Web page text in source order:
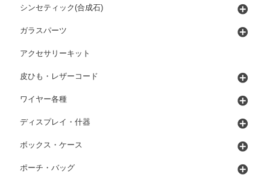
シンセティック(合成石)
ガラスパーツ
アクセサリーキット
皮ひも・レザーコード
ワイヤー各種
ディスプレイ・什器
ボックス・ケース
ポーチ・バッグ